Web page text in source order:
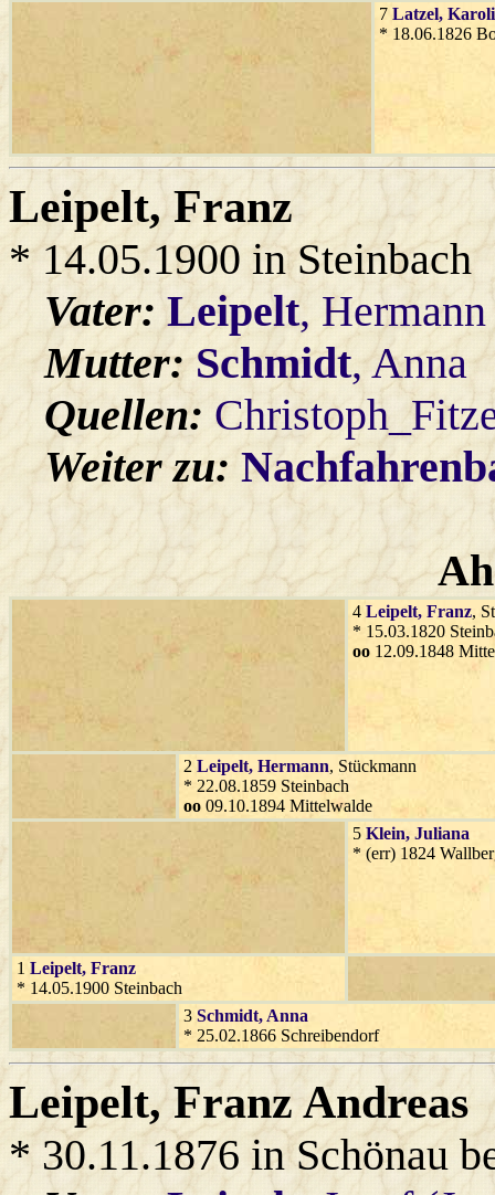
7 Latzel,
* 18.06.1826
Leipelt, Franz
* 14.05.1900 in Steinbach
Vater:Leipelt, Hermann
Mutter:Schmidt, Anna
Quellen:
Weiter zu:
4 Leipelt, Franz,
* 15.03.1820
oo 12.09.1848
2 Leipelt, Hermann, Stückmann
* 22.08.1859 Steinbach
oo 09.10.1894 Mittelwalde
5 Klein, Juliana
* (err) 1824
1 Leipelt, Franz
* 14.05.1900 Steinbach
3 Schmidt, Anna
* 25.02.1866 Schreibendorf
Leipelt, Franz Andreas
* 30.11.1876 in Schönau